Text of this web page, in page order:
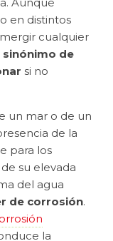
en distintos
cualquier
sinónimo de
si no
un mar o de un
de la
para los
su elevada
del agua
de corrosión.
la